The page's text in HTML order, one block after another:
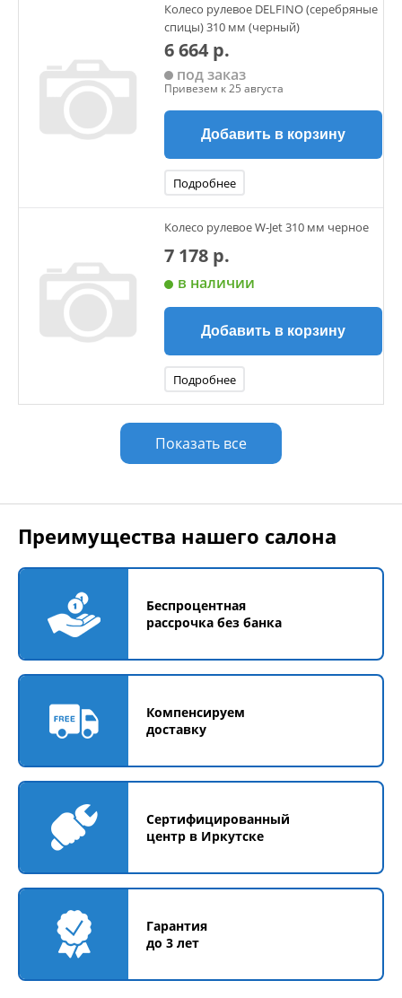
Колесо рулевое DELFINO (серебряные
спицы) 310 мм (черный)
6 664 р.
под заказ
Привезем к 25 августа
Добавить в корзину
Подробнее
Колесо рулевое W-Jet 310 мм черное
7 178 р.
в наличии
Добавить в корзину
Подробнее
Показать все
Преимущества нашего салона
Беспроцентная
рассрочка без банка
Компенсируем
доставку
Сертифицированный
центр в Иркутске
Гарантия
до 3 лет